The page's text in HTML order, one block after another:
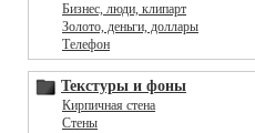
Бизнес, люди, клипарт
Золото, деньги, доллары
Телефон
Текстуры и фоны
Кирпичная стена
Стены